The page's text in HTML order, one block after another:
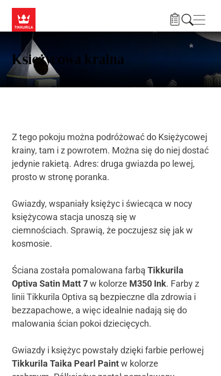
Księżycowa kraina
Z tego pokoju można podróżować do Księżycowej
krainy, tam i z powrotem. Można się do niej dostać
jedynie rakietą. Adres: druga gwiazda po lewej,
prosto w stronę poranka.
Gwiazdy, wspaniały księżyc i świecąca w nocy
księżycowa stacja unoszą się w
ciemnościach. Sprawią, że poczujesz się jak w
kosmosie.
Ściana została pomalowana farbą Tikkurila
Optiva Satin Matt 7w kolorze M350 Ink. Farby z
linii Tikkurila Optiva są bezpieczne dla zdrowia i
bezzapachowe, a więc idealnie nadają się do
malowania ścian pokoi dziecięcych.
Gwiazdy i księżyc powstały dzięki farbie perłowej
Tikkurila Taika Pearl Paintw kolorze